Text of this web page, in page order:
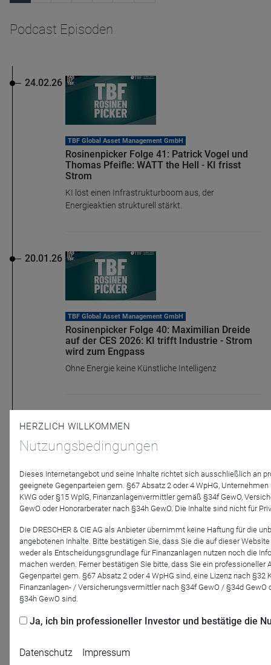
Podcast Episoden
24.02.26
TBF Global Asset Management GmbH
Rosinenpicker Folge 41: Patrick Vogel und
Thomas Pfeifle: WATT the Hell - KI frisst
Strom
KI löst einen Infrastrukturboom aus, der
Energieaktien strukturell stärkt.
20.01.26
TBF Global Asset Management GmbH
Rosinenpicker Folge 40: Maximilian Dreide
auf der CES 2026: KI trifft Industrie - Strom
wird zum Engpass
Ohne Energie keine Künstliche Intelligenz
18.12.25
TBF Global Asset Management GmbH
Rosinenpicker Folge 39: Dosierung fürs
Depot: Warum Healthcare 2026 wieder Puls
bekommt
Nach drei schwachen Jahren scheint die
Durststrecke vorbei, Bewertungen sind günstig und
viele Firmen liefern Margen, weniger Schulden und
hohe Free Cashflows. Bei Abnehm-Medikamenten
zählt nicht mehr ...
1 2 3 4 5 6
HERZLICH WILLKOMMEN
Nutzungsbedingungen
Dieses Internetangebot und seine Inhalte richtet sich ausschließlich an
geeignete Gegenparteien gem. §67 Absatz 2 oder 4 WpHG,
KWG oder §15 WplG, Finanzanlagenvermittler gemäß §34f GewO,
GewO oder Honorarberater nach §34h GewO. Die Inhalte sind nicht für
Die DRESCHER & CIE AG als Anbieter übernimmt keine Haftung für die
angebotenen Inhalte. Bitte bestätigen Sie, dass Sie die auf dieser
weder als Entscheidungsgrundlage für Finanzanlagen nutzen noch die
machen werden. Ferner bestätigen Sie bitte, dass Sie ein professioneller
Gegenpartei gem. §67 Absatz 2 oder 4 WpHG sind, eine Lizenz nach §32
Finanzanlagen- / Versicherungsvermittler nach §34f GewO / §34d GewO
§34h GewO sind.
Ja, ich bin professioneller Investor und bestätige die
Datenschutz Impressum